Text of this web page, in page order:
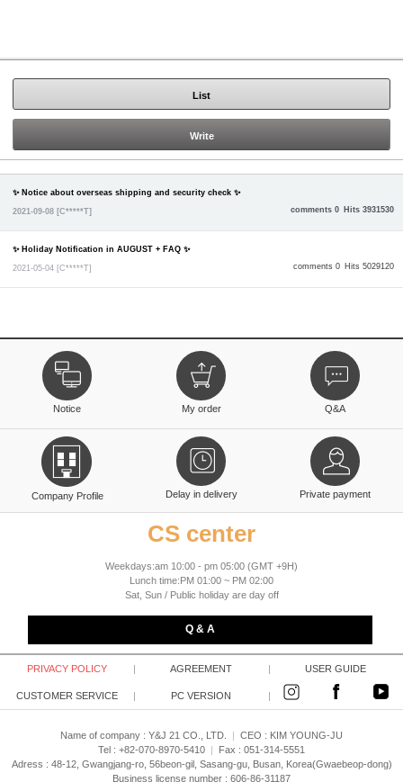
List
Write
comments 0 Hits 3931530
✨ Notice about overseas shipping and security check ✨
2021-09-08 [C*****T]
comments 0 Hits 5029120
✨ Holiday Notification in AUGUST + FAQ ✨
2021-05-04 [C*****T]
Notice My order Q&A
Company Profile Delay in delivery Private payment
CS center
Weekdays:am 10:00 - pm 05:00 (GMT +9H)
Lunch time:PM 01:00 ~ PM 02:00
Sat, Sun / Public holiday are day off
Q & A
PRIVACY POLICY AGREEMENT USER GUIDE
CUSTOMER SERVICE PC VERSION
Name of company : Y&J 21 CO., LTD. CEO : KIM YOUNG-JU
Tel : +82-070-8970-5410
Fax : 051-314-5551
Adress : 48-12, Gwangjang-ro, 56beon-gil, Sasang-gu, Busan, Korea(Gwaebeop-dong)
Business license number : 606-86-31187